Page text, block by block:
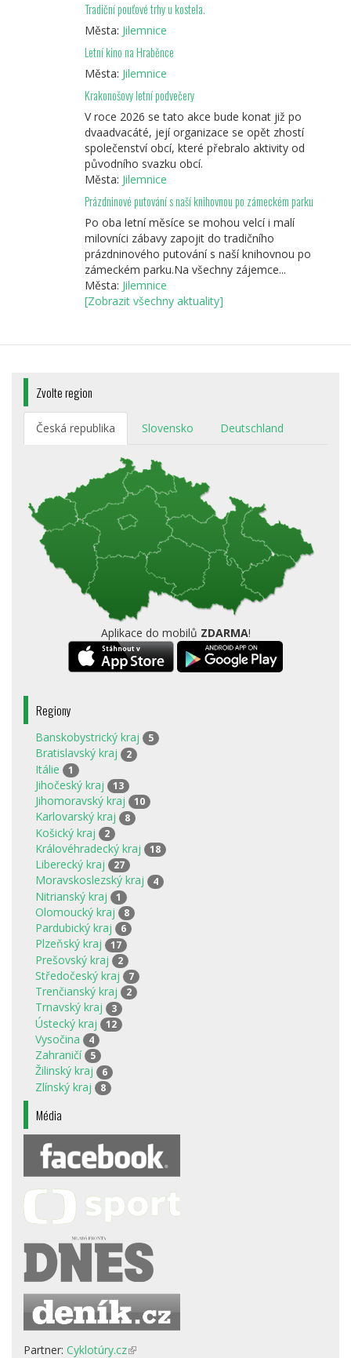
Tradiční pouťové trhy u kostela.
Města: Jilemnice
Letní kino na Hraběnce
Města: Jilemnice
Krakonošovy letní podvečery
V roce 2026 se tato akce bude konat již po
dvaadvacáté, její organizace se opět zhostí
společenství obcí, které přebralo aktivity od
původního svazku obcí.
Města: Jilemnice
Prázdninové putování s naší knihovnou po zámeckém parku
Po oba letní měsíce se mohou velcí i malí
milovníci zábavy zapojit do tradičního
prázdninového putování s naší knihovnou po
zámeckém parku.Na všechny zájemce...
Města: Jilemnice
[Zobrazit všechny aktuality]
Zvolte region
Česká republika Slovensko Deutschland
Aplikace do mobilů ZDARMA!
Regiony
Banskobystrický kraj 5
Bratislavský kraj 2
Itálie 1
Jihočeský kraj 13
Jihomoravský kraj 10
Karlovarský kraj 8
Košický kraj 2
Královéhradecký kraj 18
Liberecký kraj 27
Moravskoslezský kraj 4
Nitrianský kraj 1
Olomoucký kraj 8
Pardubický kraj 6
Plzeňský kraj 17
Prešovský kraj 2
Středočeský kraj 7
Trenčianský kraj 2
Trnavský kraj 3
Ústecký kraj 12
Vysočina 4
Zahraničí 5
Žilinský kraj 6
Zlínský kraj 8
Média
Partner: Cyklotúry.cz(odkaz